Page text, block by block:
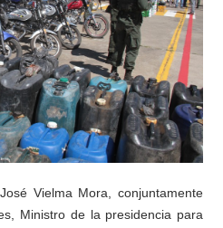
Vielma Mora, conjuntamente
Ministro de la presidencia para